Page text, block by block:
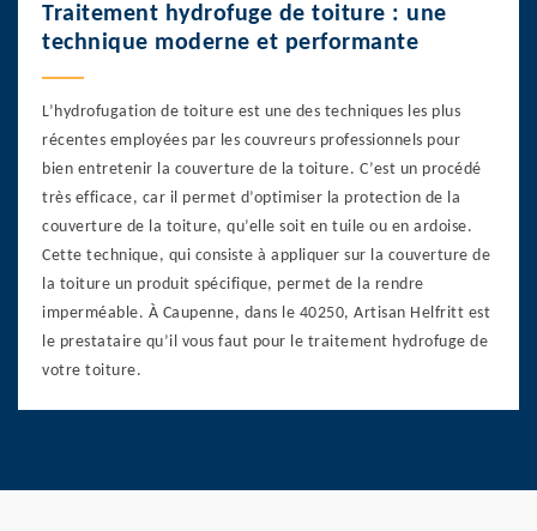
Traitement hydrofuge de toiture : une
technique moderne et performante
L’hydrofugation de toiture est une des techniques les plus
récentes employées par les couvreurs professionnels pour
bien entretenir la couverture de la toiture. C’est un procédé
très efficace, car il permet d’optimiser la protection de la
couverture de la toiture, qu’elle soit en tuile ou en ardoise.
Cette technique, qui consiste à appliquer sur la couverture de
la toiture un produit spécifique, permet de la rendre
imperméable. À Caupenne, dans le 40250, Artisan Helfritt est
le prestataire qu’il vous faut pour le traitement hydrofuge de
votre toiture.